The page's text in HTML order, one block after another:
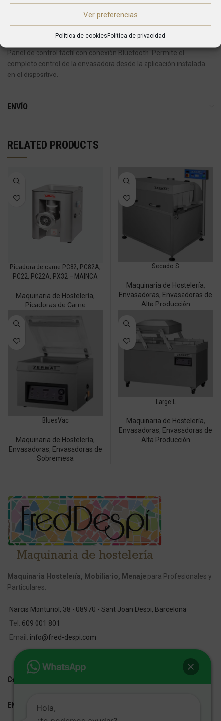
Ver preferencias
Política de cookiesPolítica de privacidad
Panel de control táctil con conexión Bluetooth. Permite el
completo control de la envasadora desde la aplicación instalada
en el dispositivo.
ENVÍO
RELATED PRODUCTS
Picadora de carne PC82, PC82A,
PC22, PC22A, PX32 – MAINCA
Maquinaria de Hostelería,
Picadoras de Carne
Secado S
Maquinaria de Hostelería,
Envasadoras, Envasadoras de
Alta Producción
BluesVac
Maquinaria de Hostelería,
Envasadoras, Envasadoras de
Sobremesa
Large L
Maquinaria de Hostelería,
Envasadoras, Envasadoras de
Alta Producción
Maquinaria Hostelería, Mobiliario, Menaje para Profesionales y
Particulares.
Narcís Monturiol, 38 - 08970 - Sant Joan Despí, Barcelona
Tel: 609 001 801
Email: info@fred-despi.com
CATEGORIAS
ENLACES ÚTILES
Hola,